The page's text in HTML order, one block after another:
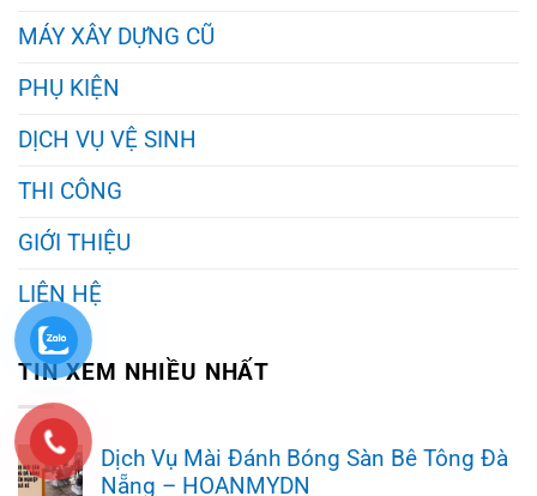
MÁY XÂY DỰNG CŨ
PHỤ KIỆN
DỊCH VỤ VỆ SINH
THI CÔNG
GIỚI THIỆU
LIÊN HỆ
TIN XEM NHIỀU NHẤT
Dịch Vụ Mài Đánh Bóng Sàn Bê Tông Đà
Nẵng – HOANMYDN